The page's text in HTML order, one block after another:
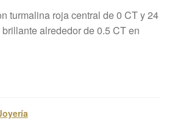
turmalina roja central de 0 CT y 24
alrededor de 0.5 CT en